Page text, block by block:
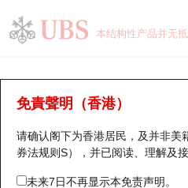
本结构性产品并无
免責聲明（香港）
请确认阁下为香港居民，及并非美
券法规则S），并已阅读、理解及
未来7日不再显示本免责声明。
牛熊证分析仪
表现 街货统计 比较
瑞银认股证一览
新发行瑞银认股证
即将到期认股证
街货统计
比较
牛熊全景快搜
牛熊证搜寻
牛熊证街货分布图
街货统计
比较
十大升幅/跌幅
十大认股证成交分布
十天股证占大市成交
正股分析仪
二十大活跃股份
恒指成份股
持股比重
显示所有持股比重
每月轮证大市专题
轮证专栏
讲座及教育短片